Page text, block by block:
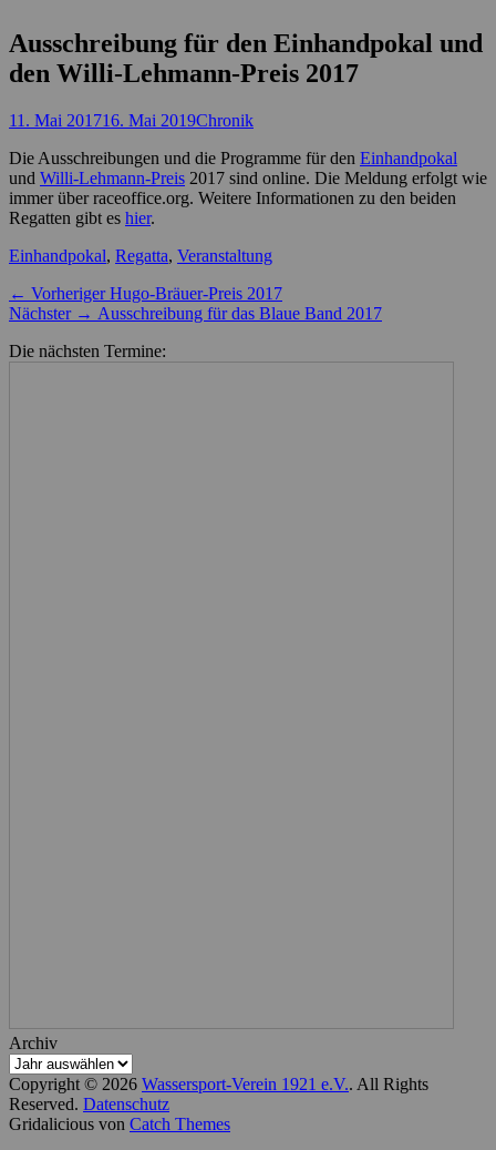
Ausschreibung für den Einhandpokal und
den Willi-Lehmann-Preis 2017
Posted
11. Mai 201716. Mai 2019Autor
Chronik
Die Ausschreibungen und die Programme für den Einhandpokal
und Willi-Lehmann-Preis 2017 sind online. Die Meldung erfolgt wie
immer über raceoffice.org. Weitere Informationen zu den beiden
Regatten gibt es hier.
Kategorien
Einhandpokal, Regatta, Veranstaltung
Beitragsnavigation
← Vorheriger Vorheriger
Beitrag:
Hugo-Bräuer-Preis 2017
Nächster → Nächster
Ausschreibung für das Blaue Band 2017
Die nächsten Termine:
Archiv
Copyright © 2026 Wassersport-Verein 1921 e.V.. All Rights
Reserved. Datenschutz
Gridalicious von Catch Themes